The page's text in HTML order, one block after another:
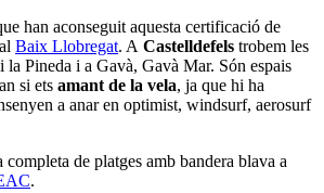
han aconseguit aquesta certificació de
Baix Llobregat. A Castelldefels trobem les
la Pineda i a Gavà, Gavà Mar. Són espais
si ets amant de la vela, ja que hi ha
a anar en optimist, windsurf, aerosurf
de platges amb bandera blava a
.